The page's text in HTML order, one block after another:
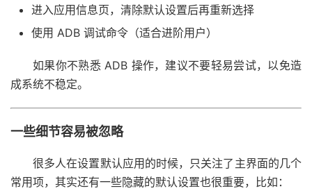
进入应用信息页，清除默认设置后再重新选择
使用 ADB 调试命令（适合进阶用户）
如果你不熟悉 ADB 操作，建议不要轻易尝试，以免造
成系统不稳定。
一些细节容易被忽略
很多人在设置默认应用的时候，只关注了主界面的几个
常用项，其实还有一些隐藏的默认设置也很重要，比如：